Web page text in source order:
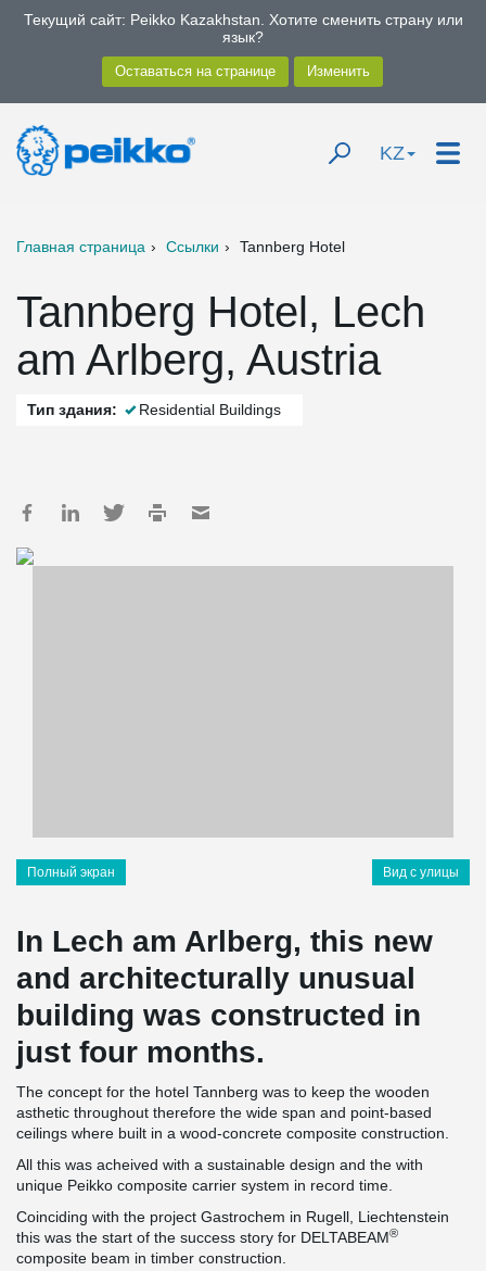
Текущий сайт: Peikko Kazakhstan. Хотите сменить страну или
язык?
KZ
Главная страница Ссылки Tannberg Hotel
Tannberg Hotel, Lech
am Arlberg, Austria
Тип здания: Residential Buildings
Полный экран Вид с улицы
In Lech am Arlberg, this new
and architecturally unusual
building was constructed in
just four months.
The concept for the hotel Tannberg was to keep the wooden
asthetic throughout therefore the wide span and point-based
ceilings where built in a wood-concrete composite construction.
All this was acheived with a sustainable design and the with
unique Peikko composite carrier system in record time.
Coinciding with the project Gastrochem in Rugell, Liechtenstein
this was the start of the success story for DELTABEAM®
composite beam in timber construction.